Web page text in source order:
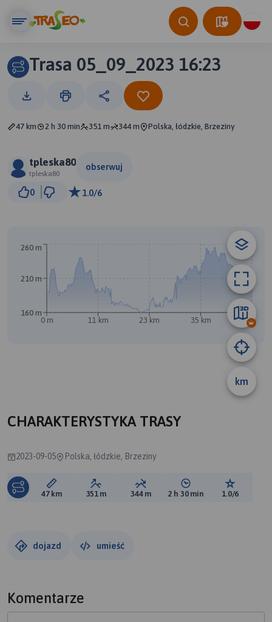
Trasa 05_09_2023 16:23
47 km 2 h 30 min 351 m 344 m Polska, łódzkie, Brzeziny
tpleska80
tpleska80
obserwuj
0 1.0/6
km
0 m 11 km 23 km 35 km 47 km
160 m
210 m
260 m
CHARAKTERYSTYKA TRASY
2023-09-05 Polska, łódzkie, Brzeziny
Długość trasy:
47 km Suma przewyższeń:
351 m Suma spadków:
344 m Średni czas potrzebny
2 h 30 min Ocena
1.0/6
dojazd umieść
Komentarze